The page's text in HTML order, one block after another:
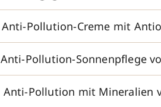
Anti-Pollution-Creme mit
Anti-Pollution-Sonnenpflege
Anti-Pollution mit Mineralien